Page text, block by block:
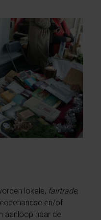
lokale, fairtrade,
en/of
aanloop naar de